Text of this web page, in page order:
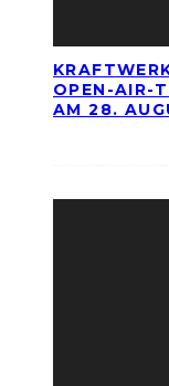
OPEN-AIR-
AM 28.